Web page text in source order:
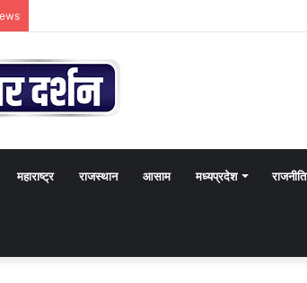
महाराष्ट्र राजस्थान आसाम मध्यप्रदेश राजनीति